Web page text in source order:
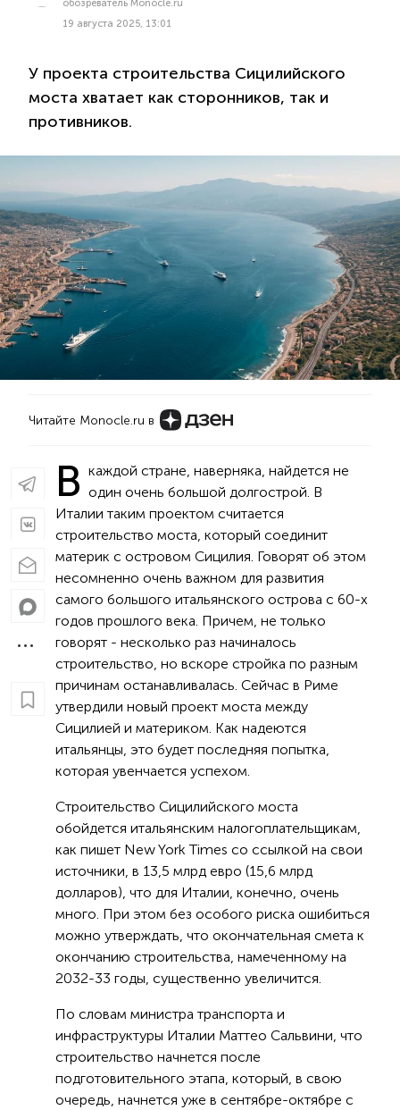
обозреватель Monocle.ru
19 августа 2025, 13:01
У проекта строительства Сицилийского
моста хватает как сторонников, так и
противников.
Читайте Monocle.ru в
В каждой стране, наверняка, найдется не
один очень большой долгострой. В
Италии таким проектом считается
строительство моста, который соединит
материк с островом Сицилия. Говорят об этом
несомненно очень важном для развития
самого большого итальянского острова с 60-х
годов прошлого века. Причем, не только
говорят - несколько раз начиналось
строительство, но вскоре стройка по разным
причинам останавливалась. Сейчас в Риме
утвердили новый проект моста между
Сицилией и материком. Как надеются
итальянцы, это будет последняя попытка,
которая увенчается успехом.
Строительство Сицилийского моста
обойдется итальянским налогоплательщикам,
как пишет New York Times со ссылкой на свои
источники, в 13,5 млрд евро (15,6 млрд
долларов), что для Италии, конечно, очень
много. При этом без особого риска ошибиться
можно утверждать, что окончательная смета к
окончанию строительства, намеченному на
2032-33 годы, существенно увеличится.
По словам министра транспорта и
инфраструктуры Италии Маттео Сальвини, что
строительство начнется после
подготовительного этапа, который, в свою
очередь, начнется уже в сентябре-октябре с